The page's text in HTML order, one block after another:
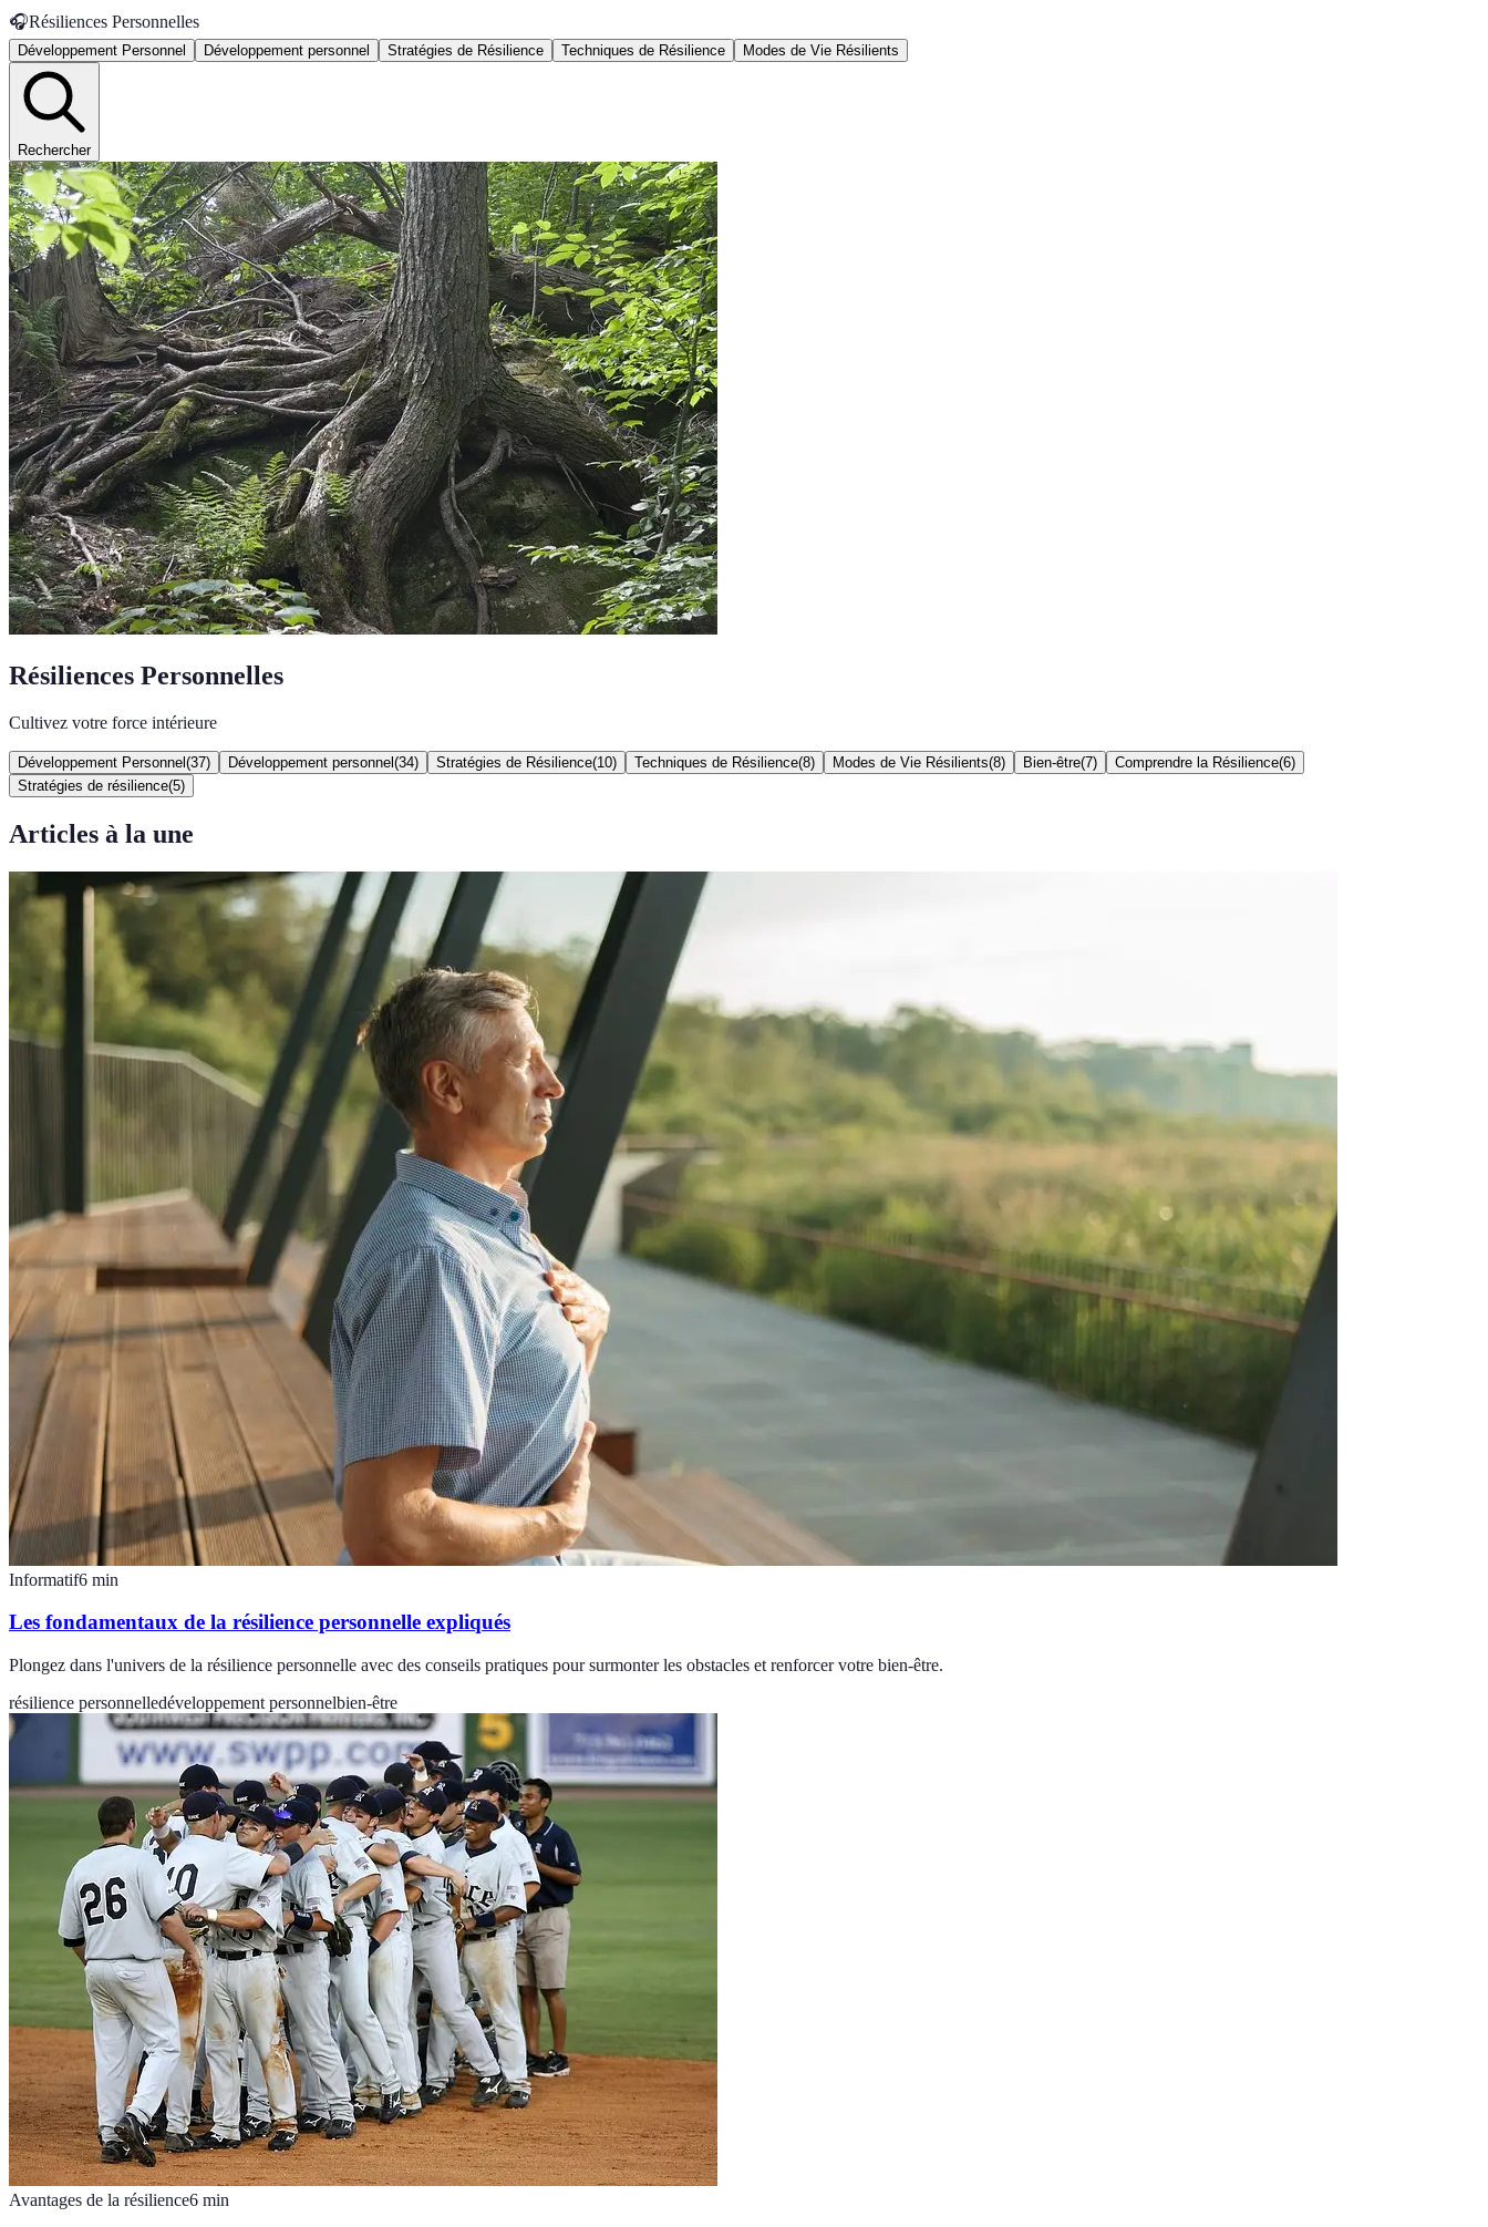
🎧Résiliences Personnelles
Développement Personnel Développement personnel Stratégies de Résilience Techniques de Résilience Modes de Vie Résilients
Rechercher
Résiliences Personnelles
Cultivez votre force intérieure
Développement Personnel (37) Développement personnel (34) Stratégies de Résilience(10) Techniques de Résilience(8) Modes de Vie Résilients(8) Bien-être(7) Comprendre la Résilience(6)
Stratégies de résilience(5)
Articles à la une
Informatif6 min
Les fondamentaux de la résilience personnelle expliqués
Plongez dans l'univers de la résilience personnelle avec des conseils pratiques pour surmonter les obstacles et renforcer votre bien-être.
résilience personnelledéveloppement personnelbien-être
Avantages de la résilience6 min